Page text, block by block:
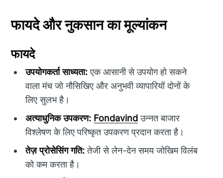
फायदे और नुकसान का मूल्यांकन
फायदे
उपयोगकर्ता साध्यता:एक आसानी से उपयोग हो सकने
वाला मंच जो नौसिखिए और अनुभवी व्यापारियों दोनों के
लिए सुलभ है।
अत्याधुनिक उपकरण: Fondavind उन्नत बाजार
विश्लेषण के लिए परिष्कृत उपकरण प्रदान करता है।
तेज़ प्रोसेसिंग गति:तेजी से लेन-देन समय जोखिम विलंब
को कम करता है।